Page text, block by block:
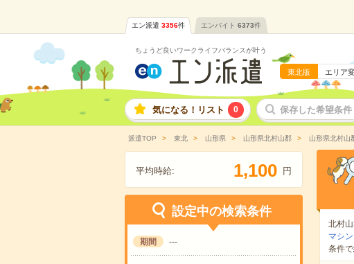
エン派遣 3356件 エンバイト 6373件
ちょうど良いワークライフバランスが叶う
東北版 エリア
気になる！リスト 0 保存した希望条件
派遣TOP 東北 山形県 山形県北村山郡 山形県北村山
平均時給: 1,100 円
設定中の検索条件
期間 ---
北村
マシ
条件